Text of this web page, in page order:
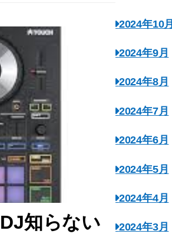
知らない
2024年10月
2024年9月
2024年8月
2024年7月
2024年6月
2024年5月
2024年4月
2024年3月